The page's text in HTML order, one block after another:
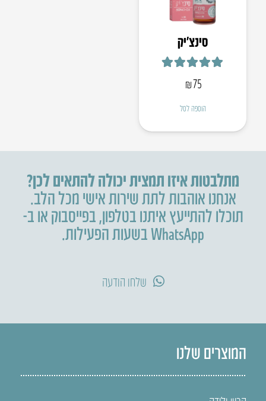
סינצ’יק
₪75
הוספה לסל
מתלבטות איזו תמצית יכולה להתאים לכן?
אנחנו אוהבות לתת שירות אישי מכל הלב.
תוכלו להתייעץ איתנו בטלפון,בפייסבוק או ב-
WhatsApp בשעות הפעילות.
שלחו הודעה
המוצרים שלנו